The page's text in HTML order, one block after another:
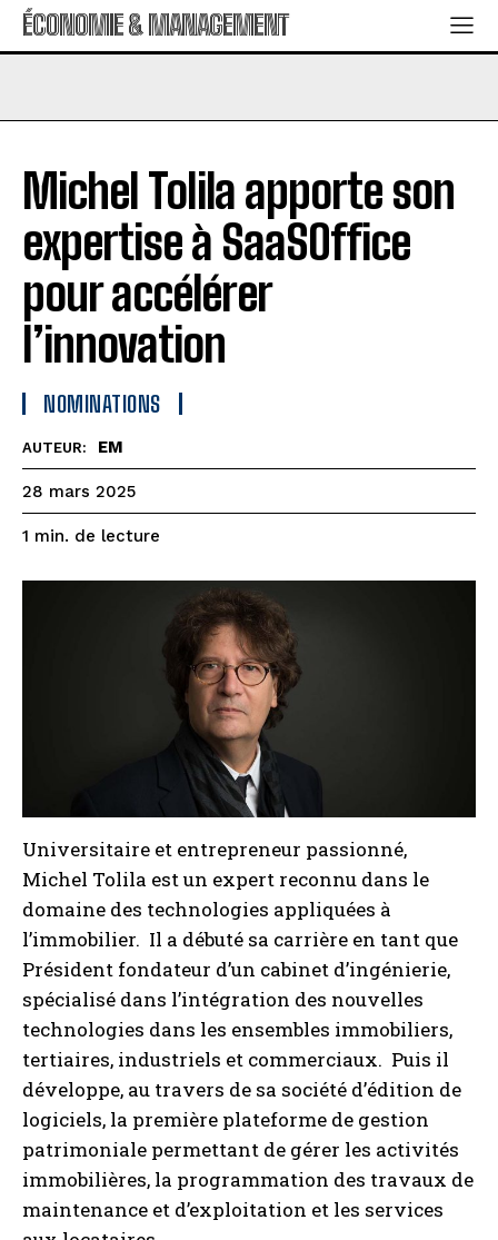
ÉCONOMIE & MANAGEMENT
Michel Tolila apporte son
expertise à SaaSOffice
pour accélérer
l’innovation
NOMINATIONS
AUTEUR: EM
28 mars 2025
1 min. de lecture
Universitaire et entrepreneur passionné,
Michel Tolila est un expert reconnu dans le
domaine des technologies appliquées à
l’immobilier. Il a débuté sa carrière en tant que
Président fondateur d’un cabinet d’ingénierie,
spécialisé dans l’intégration des nouvelles
technologies dans les ensembles immobiliers,
tertiaires, industriels et commerciaux. Puis il
développe, au travers de sa société d’édition de
logiciels, la première plateforme de gestion
patrimoniale permettant de gérer les activités
immobilières, la programmation des travaux de
maintenance et d’exploitation et les services